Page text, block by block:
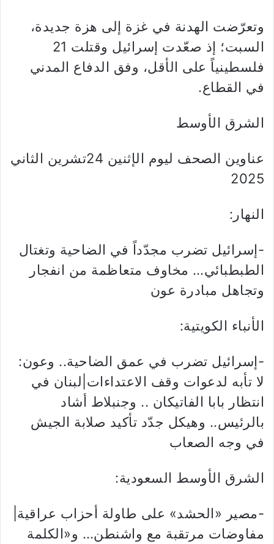
وتعرّضت الهدنة في غزة إلى هزة جديدة،
السبت؛ إذ صعّدت إسرائيل وقتلت 21
فلسطينياً على الأقل، وفق الدفاع المدني
في القطاع.
الشرق الأوسط
عناوين الصحف ليوم الإثنين 24تشرين الثاني
2025
النهار:
-إسرائيل تضرب مجدّداً في الضاحية وتغتال
الطبطبائي… مخاوف متعاظمة من انفجار
وتجاهل مبادرة عون
الأنباء الكويتية:
-إسرائيل تضرب في عمق الضاحية.. وعون:
لا تأبه لدعوات وقف الاعتداءات|لبنان في
انتظار بابا الفاتيكان .. وجنبلاط أشاد
بالرئيس.. وهيكل جدّد تأكيد صلابة الجيش
في وجه الصعاب
الشرق الأوسط السعودية:
-مصير «الحشد» على طاولة أحزاب عراقية|
مفاوضات مرتقبة مع واشنطن… و«الكلمة